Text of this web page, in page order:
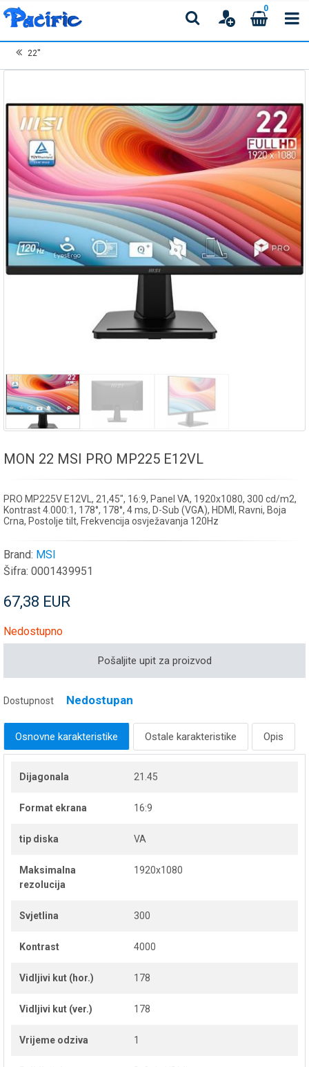
0
22''
MON 22 MSI PRO MP225 E12VL
PRO MP225V E12VL, 21,45", 16:9, Panel VA, 1920x1080, 300 cd/m2,
Kontrast 4.000:1, 178°, 178°, 4 ms, D-Sub (VGA), HDMI, Ravni, Boja
Crna, Postolje tilt, Frekvencija osvježavanja 120Hz
Brand: MSI
Šifra: 0001439951
67,38 EUR
Nedostupno
Pošaljite upit za proizvod
Dostupnost Nedostupan
Osnovne karakteristike Ostale karakteristike Opis
Dijagonala 21.45
Format ekrana 16:9
tip diska VA
Maksimalna
rezolucija
1920x1080
Svjetlina 300
Kontrast 4000
Vidljivi kut (hor.) 178
Vidljivi kut (ver.) 178
Vrijeme odziva 1